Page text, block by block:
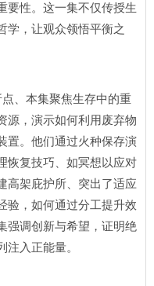
要性。这一集不仅传授生
学，让观众领悟平衡之
、本集聚焦生存中的重
源，演示如何利用废弃物
置。他们通过火种保存演
恢复技巧、如冥想以应对
高架庇护所、突出了适应
验，如何通过分工提升效
强调创新与希望，证明绝
入正能量。